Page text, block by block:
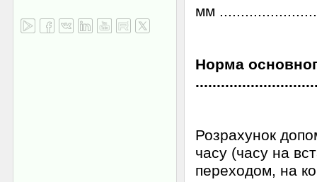
мм
Норма
Розрахунок
часу (часу на
переходом, на